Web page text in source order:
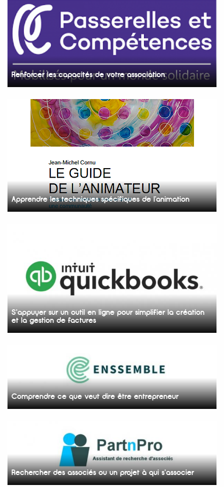
Renforcer les capacités de votre association
Apprendre les techniques spécifiques de l’animation
S'appuyer sur un outil en ligne pour simplifier la création
et la gestion de factures
Comprendre ce que veut dire être entrepreneur
Rechercher des associés ou un projet à qui s'associer